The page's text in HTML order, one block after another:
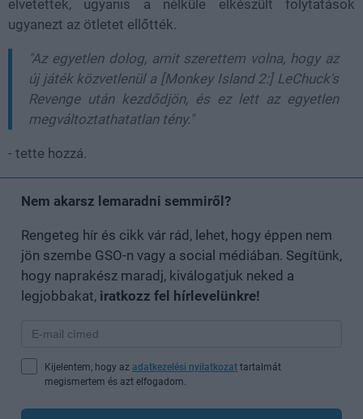
elvetettek, ugyanis a nélküle elkészült folytatások
ugyanezt az ötletet ellőtték.
"Az egyetlen dolog, amit szerettem volna, hogy az
új játék közvetlenül a [Monkey Island 2:] LeChuck's
Revenge után kezdődjön, és ez lett az egyetlen
megváltoztathatatlan tény."
- tette hozzá.
Nem akarsz lemaradni semmiről?
Rengeteg hír és cikk vár rád, lehet, hogy éppen nem
jön szembe GSO-n vagy a social médiában. Segítünk,
hogy naprakész maradj, kiválogatjuk neked a
legjobbakat, iratkozz fel hírlevelünkre!
Kijelentem, hogy az adatkezelési nyilatkozat tartalmát
megismertem és azt elfogadom.